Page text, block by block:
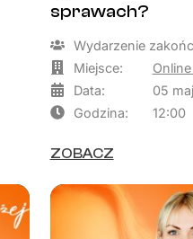
sprawach?
Wydarzenie
Miejsce:
Data:
05
Godzina:
12:00
ZOBACZ